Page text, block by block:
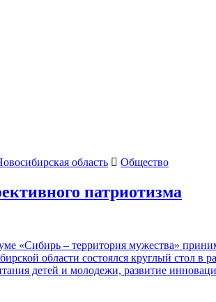
область Общество
патриотизма
«Сибирь – территория мужества»
области состоялся круглый стол
детей и молодежи, развитие